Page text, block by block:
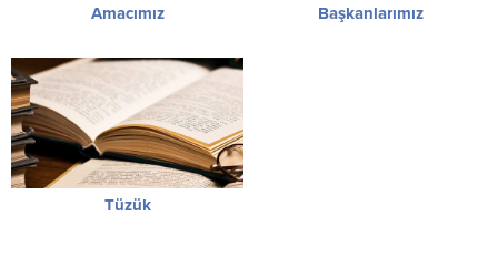
Amacımız Başkanlarımız
Tüzük